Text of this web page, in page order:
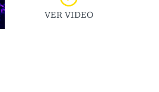
VER VIDEO